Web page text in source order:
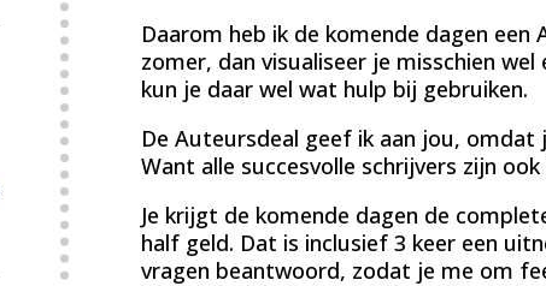
Daarom heb ik de komende dagen
zomer, dan visualiseer je misschien
kun je daar wel wat hulp bij gebruiken.
De Auteursdeal geef ik aan jou, omdat
Want alle succesvolle schrijvers zijn ook
Je krijgt de komende dagen de
half geld. Dat is inclusief 3 keer een
vragen beantwoord, zodat je me om